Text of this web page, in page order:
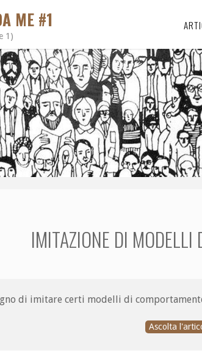
ME #1
1)
IMITAZIONE DI MODELLI
di imitare certi modelli di
Ascolta